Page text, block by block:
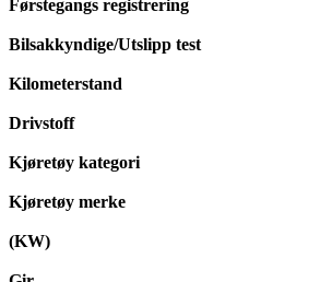
Førstegangs registrering
Bilsakkyndige/Utslipp test
Kilometerstand
Drivstoff
Kjøretøy kategori
Kjøretøy merke
(KW)